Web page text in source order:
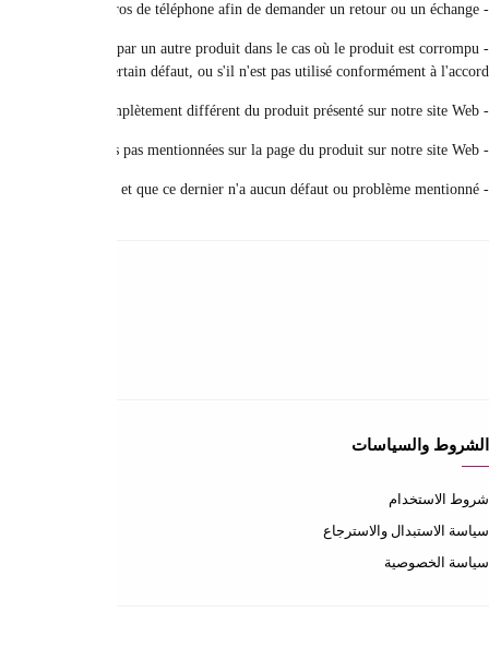
- Veuillez prendre en photo et envoyer le produit avec la ville, l'adresse et
عن المتجر
عن المتجر
طرق الدفع
الشحن والتسليم